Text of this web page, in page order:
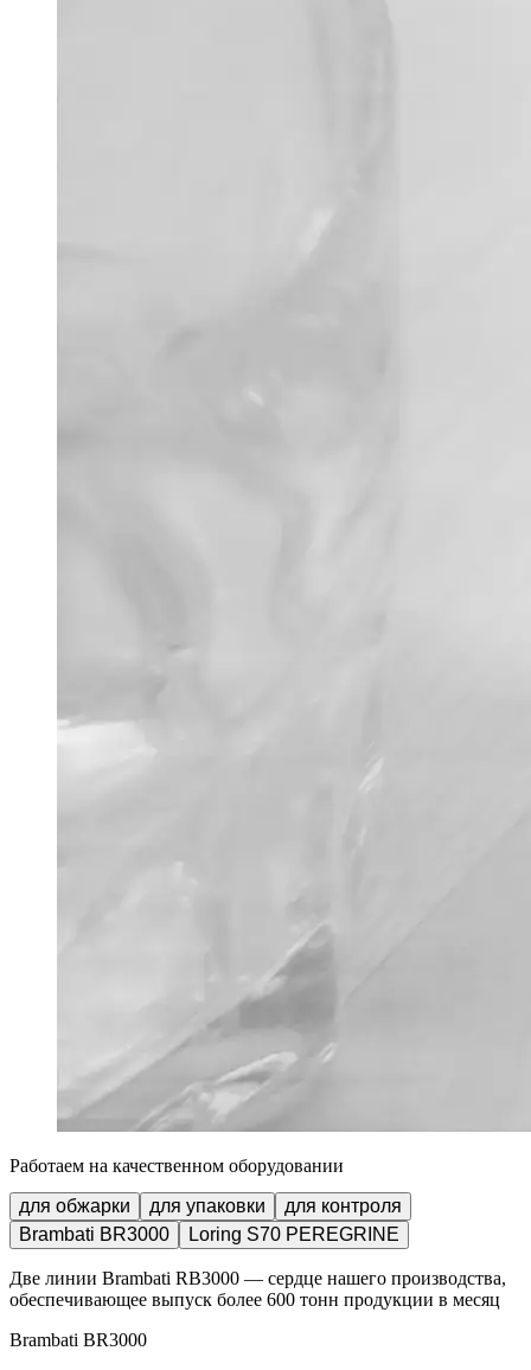
Работаем на качественном оборудовании
для обжарки для упаковки
для контроля
Brambati BR3000
Loring S70 PEREGRINE
Две линии Brambati RB3000 — сердце нашего производства,
обеспечивающее выпуск более 600 тонн продукции в месяц
Brambati BR3000